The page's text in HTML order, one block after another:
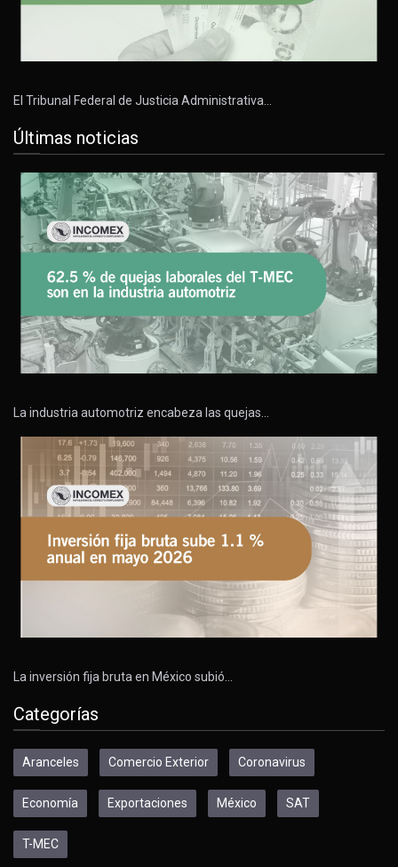
El Tribunal Federal de Justicia Administrativa…
Últimas noticias
La industria automotriz encabeza las quejas…
La inversión fija bruta en México subió…
Categorías
Aranceles Comercio Exterior Coronavirus
Economía Exportaciones México SAT
T-MEC